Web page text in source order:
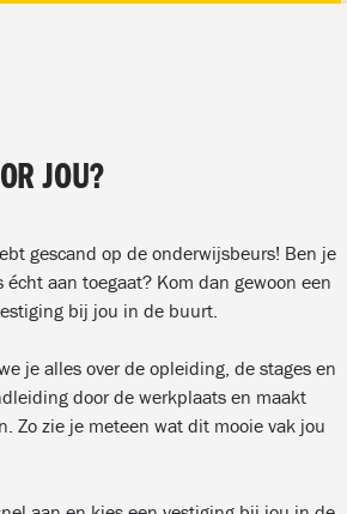
JOU?
gescand op de onderwijsbeurs! Ben je
aan toegaat? Kom dan gewoon een
bij jou in de buurt.
je alles over de opleiding, de stages en
door de werkplaats en maakt
Zo zie je meteen wat dit mooie vak jou